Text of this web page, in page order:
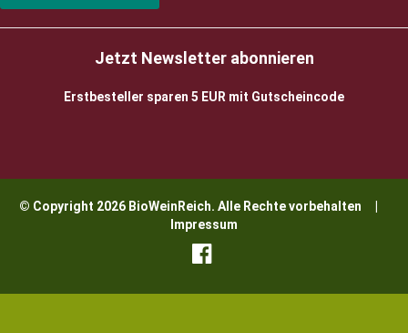
Jetzt Newsletter abonnieren
Erstbesteller sparen 5 EUR mit Gutscheincode
© Copyright 2026 BioWeinReich. Alle Rechte vorbehalten |
Impressum